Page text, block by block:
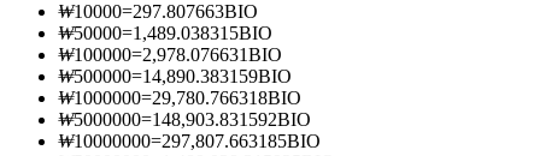
Informasi
₩10000=297.807663BIO
₩50000=1,489.038315BIO
₩100000=2,978.076631BIO
₩500000=14,890.383159BIO
₩1000000=29,780.766318BIO
₩5000000=148,903.831592BIO
₩10000000=297,807.663185BIO